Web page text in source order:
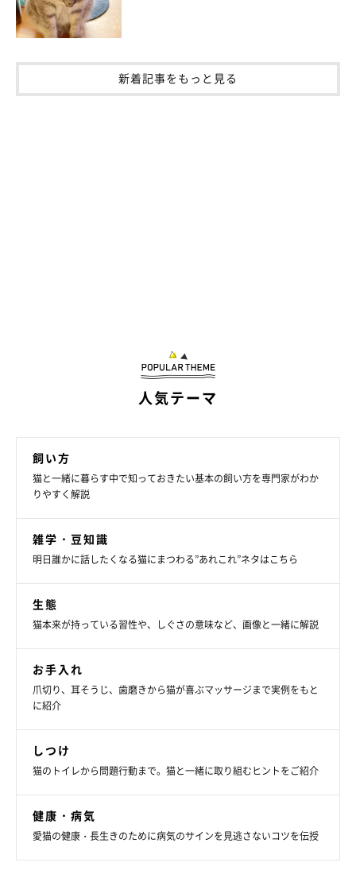
新着記事をもっと見る
人気テーマ
飼い方
猫と一緒に暮らす中で知っておきたい基本の飼い方を専門家がわか
りやすく解説
雑学・豆知識
明日誰かに話したくなる猫にまつわる”あれこれ”ネタはこちら
生態
猫本来が持っている習性や、しぐさの意味など、画像と一緒に解説
お手入れ
爪切り、耳そうじ、歯磨きから猫が喜ぶマッサージまで実例をもと
に紹介
しつけ
猫のトイレから問題行動まで。猫と一緒に取り組むヒントをご紹介
健康・病気
愛猫の健康・長生きのために病気のサインを見逃さないコツを伝授